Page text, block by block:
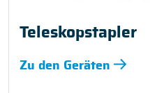
Teleskopstapler
Zu den Geräten